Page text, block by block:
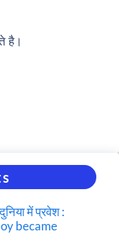
है।
में प्रवेश :
became